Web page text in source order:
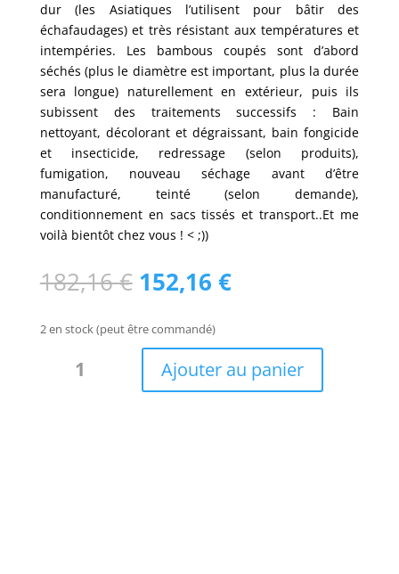
dur (les Asiatiques l’utilisent pour bâtir des
échafaudages) et très résistant aux températures et
intempéries. Les bambous coupés sont d’abord
séchés (plus le diamètre est important, plus la durée
sera longue) naturellement en extérieur, puis ils
subissent des traitements successifs : Bain
nettoyant, décolorant et dégraissant, bain fongicide
et insecticide, redressage (selon produits),
fumigation, nouveau séchage avant d’être
manufacturé, teinté (selon demande),
conditionnement en sacs tissés et transport..Et me
voilà bientôt chez vous ! < ;))
182,16€ Le
prix
initial
était :
182,16 €.
152,16 €Le
prix
est :
152,16 €.
2 en stock (peut être commandé)
Ajouter au panier